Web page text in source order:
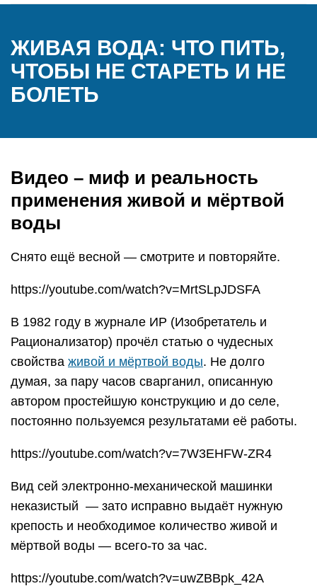
ЖИВАЯ ВОДА: ЧТО ПИТЬ,
ЧТОБЫ НЕ СТАРЕТЬ И НЕ
БОЛЕТЬ
Видео – миф и реальность
применения живой и мёртвой
воды
Снято ещё весной — смотрите и повторяйте.
https://youtube.com/watch?v=MrtSLpJDSFA
В 1982 году в журнале ИР (Изобретатель и
Рационализатор) прочёл статью о чудесных
свойства живой и мёртвой воды. Не долго
думая, за пару часов сварганил, описанную
автором простейшую конструкцию и до селе,
постоянно пользуемся результатами её работы.
https://youtube.com/watch?v=7W3EHFW-ZR4
Вид сей электронно-механической машинки
неказистый — зато исправно выдаёт нужную
крепость и необходимое количество живой и
мёртвой воды — всего-то за час.
https://youtube.com/watch?v=uwZBBpk_42A